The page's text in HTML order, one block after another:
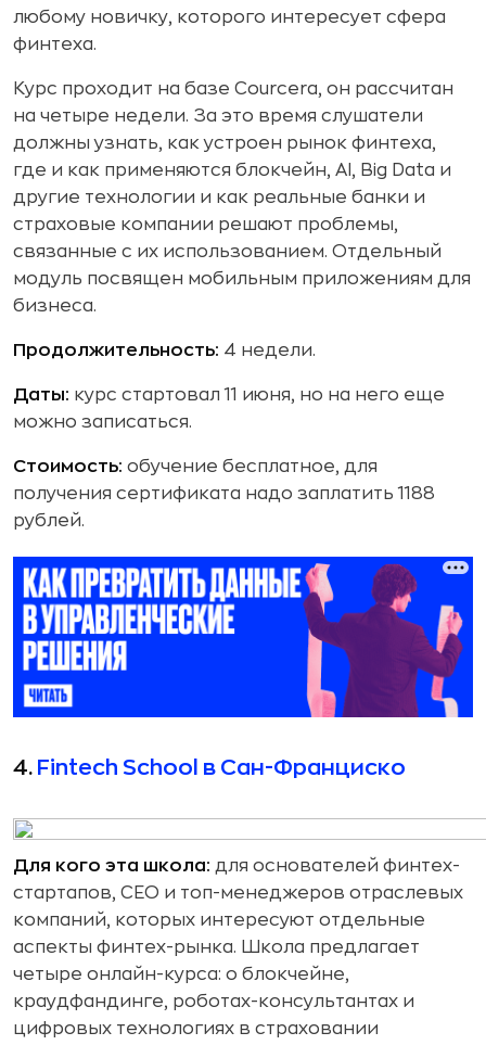
любому новичку, которого интересует сфера
финтеха.
Курс проходит на базе Courcera, он рассчитан
на четыре недели. За это время слушатели
должны узнать, как устроен рынок финтеха,
где и как применяются блокчейн, AI, Big Data и
другие технологии и как реальные банки и
страховые компании решают проблемы,
связанные с их использованием. Отдельный
модуль посвящен мобильным приложениям для
бизнеса.
Продолжительность: 4 недели.
Даты: курс стартовал 11 июня, но на него еще
можно записаться.
Стоимость: обучение бесплатное, для
получения сертификата надо заплатить 1188
рублей.
4. Fintech School в Сан-Франциско
Для кого эта школа: для основателей финтех-
стартапов, CEO и топ-менеджеров отраслевых
компаний, которых интересуют отдельные
аспекты финтех-рынка. Школа предлагает
четыре онлайн-курса: о блокчейне,
краудфандинге, роботах-консультантах и
цифровых технологиях в страховании